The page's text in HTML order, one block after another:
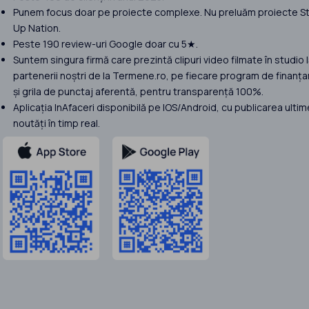
Punem focus doar pe proiecte complexe. Nu preluăm proiecte
Up Nation.
Peste 190 review-uri Google doar cu 5★.
Suntem singura firmă care prezintă clipuri video filmate în studio
partenerii noștri de la Termene.ro, pe fiecare program de
și grila de punctaj aferentă, pentru transparență 100%.
Aplicația InAfaceri disponibilă pe IOS/Android, cu publicarea
noutăți în timp real.